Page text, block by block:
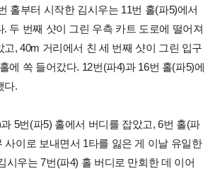
홀부터 시작한 김시우는 11번 홀(파5)에서
. 두 번째 샷이 그린 우측 카트 도로에 떨어져
고, 40m 거리에서 친 세 번째 샷이 그린 입구
에 쏙 들어갔다. 12번(파4)과 16번 홀(파5)에
다.
5번(파5) 홀에서 버디를 잡았고, 6번 홀(파
사이로 보내면서 1타를 잃은 게 이날 유일한
시우는 7번(파4) 홀 버디로 만회한 데 이어